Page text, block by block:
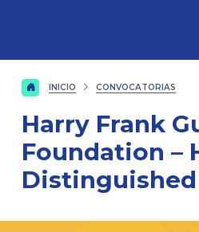
INICIO CONVOCATORIAS
Harry Frank
Foundation –
Distinguished